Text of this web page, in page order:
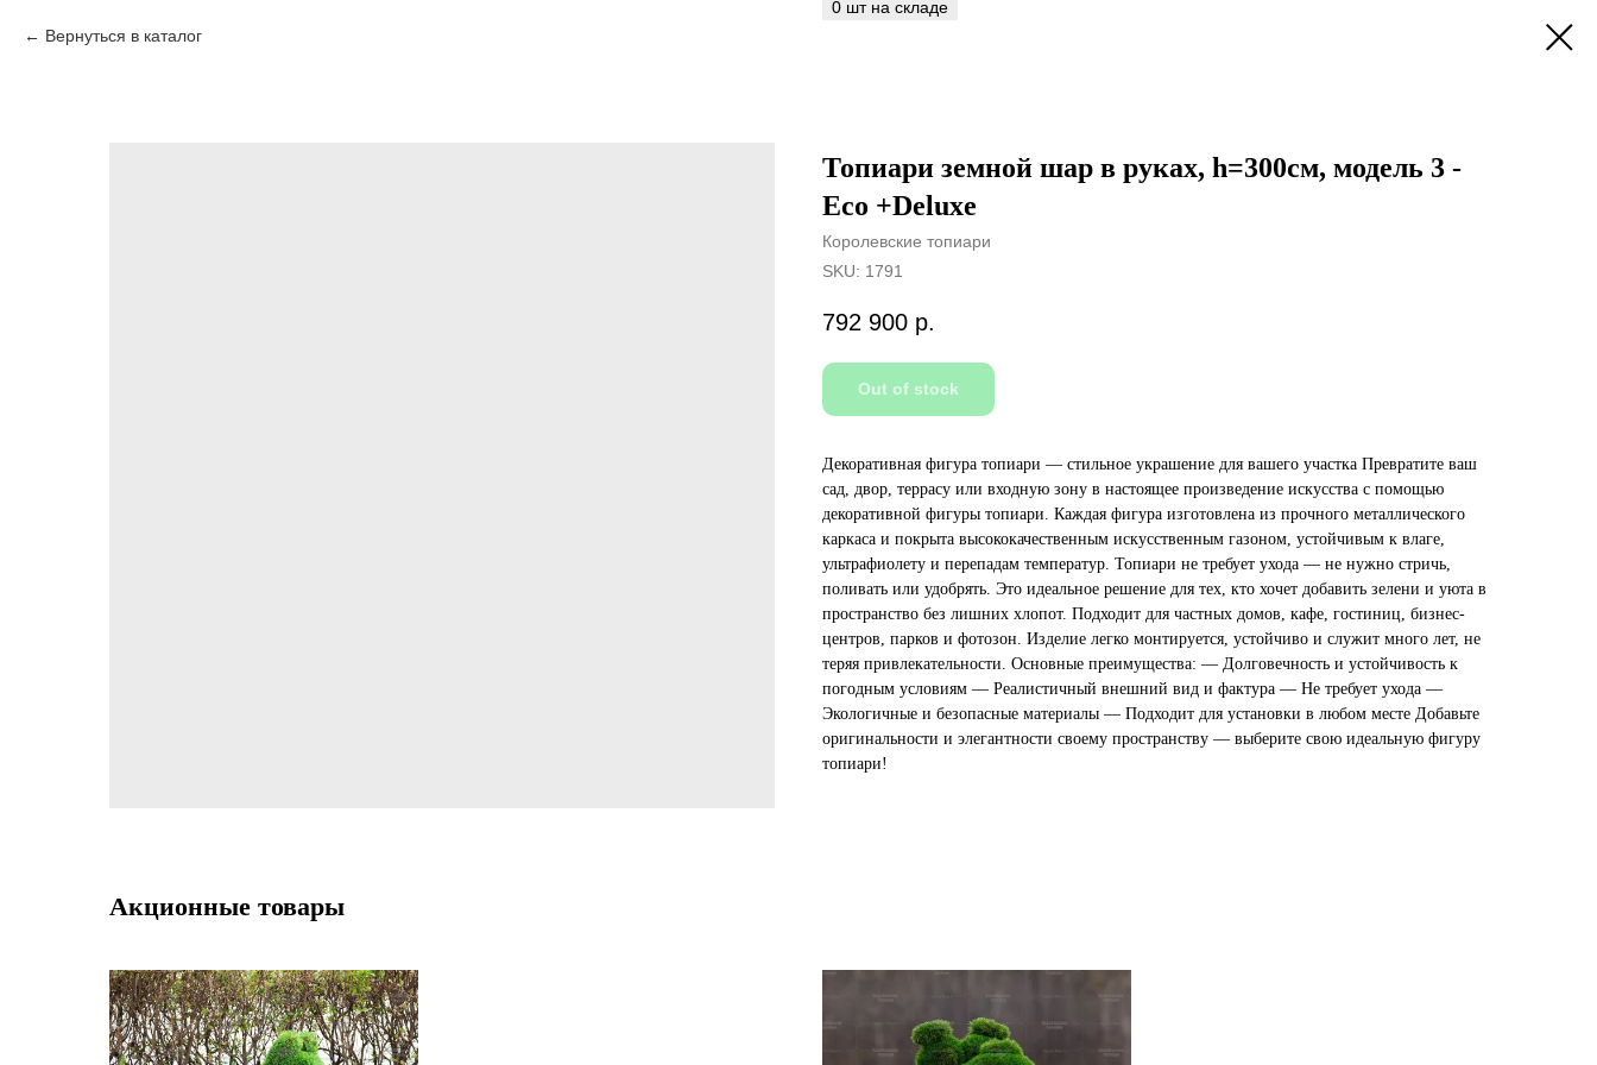
Вернуться в каталог
Топиари земной шар в руках, h=300см, модель 3 -
Eco +Deluxe
Королевские топиари
SKU: 1791
792 900 р.
Out of stock
Декоративная фигура топиари — стильное украшение для вашего участка Превратите ваш
сад, двор, террасу или входную зону в настоящее произведение искусства с помощью
декоративной фигуры топиари. Каждая фигура изготовлена из прочного металлического
каркаса и покрыта высококачественным искусственным газоном, устойчивым к влаге,
ультрафиолету и перепадам температур. Топиари не требует ухода — не нужно стричь,
поливать или удобрять. Это идеальное решение для тех, кто хочет добавить зелени и уюта в
пространство без лишних хлопот. Подходит для частных домов, кафе, гостиниц, бизнес-
центров, парков и фотозон. Изделие легко монтируется, устойчиво и служит много лет, не
теряя привлекательности. Основные преимущества: — Долговечность и устойчивость к
погодным условиям — Реалистичный внешний вид и фактура — Не требует ухода —
Экологичные и безопасные материалы — Подходит для установки в любом месте Добавьте
оригинальности и элегантности своему пространству — выберите свою идеальную фигуру
топиари!
Акционные товары